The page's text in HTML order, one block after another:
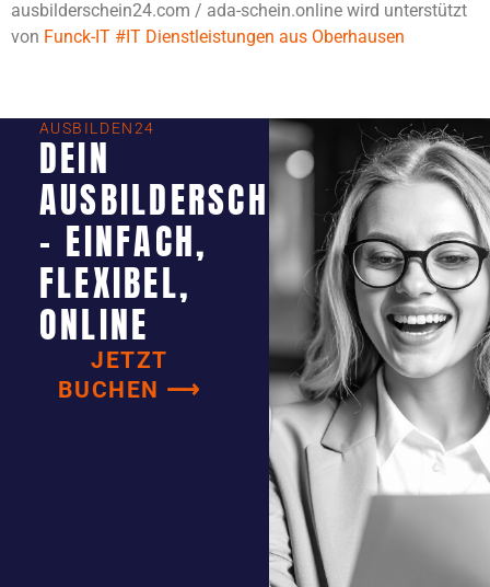
ausbilderschein24.com / ada-schein.online wird unterstützt
von Funck-IT #IT Dienstleistungen aus Oberhausen
AUSBILDEN24
DEIN
AUSBILDERSCHEIN
- EINFACH,
FLEXIBEL,
ONLINE
JETZT
BUCHEN ⟶